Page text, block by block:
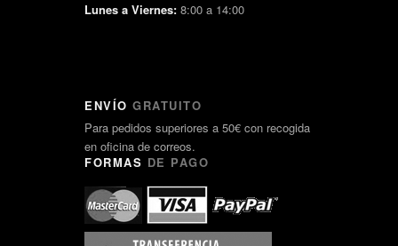
Lunes a Viernes: 8:00 a 14:00
ENVÍO GRATUITO
Para pedidos superiores a 50€ con recogida
en oficina de correos.
FORMAS DE PAGO